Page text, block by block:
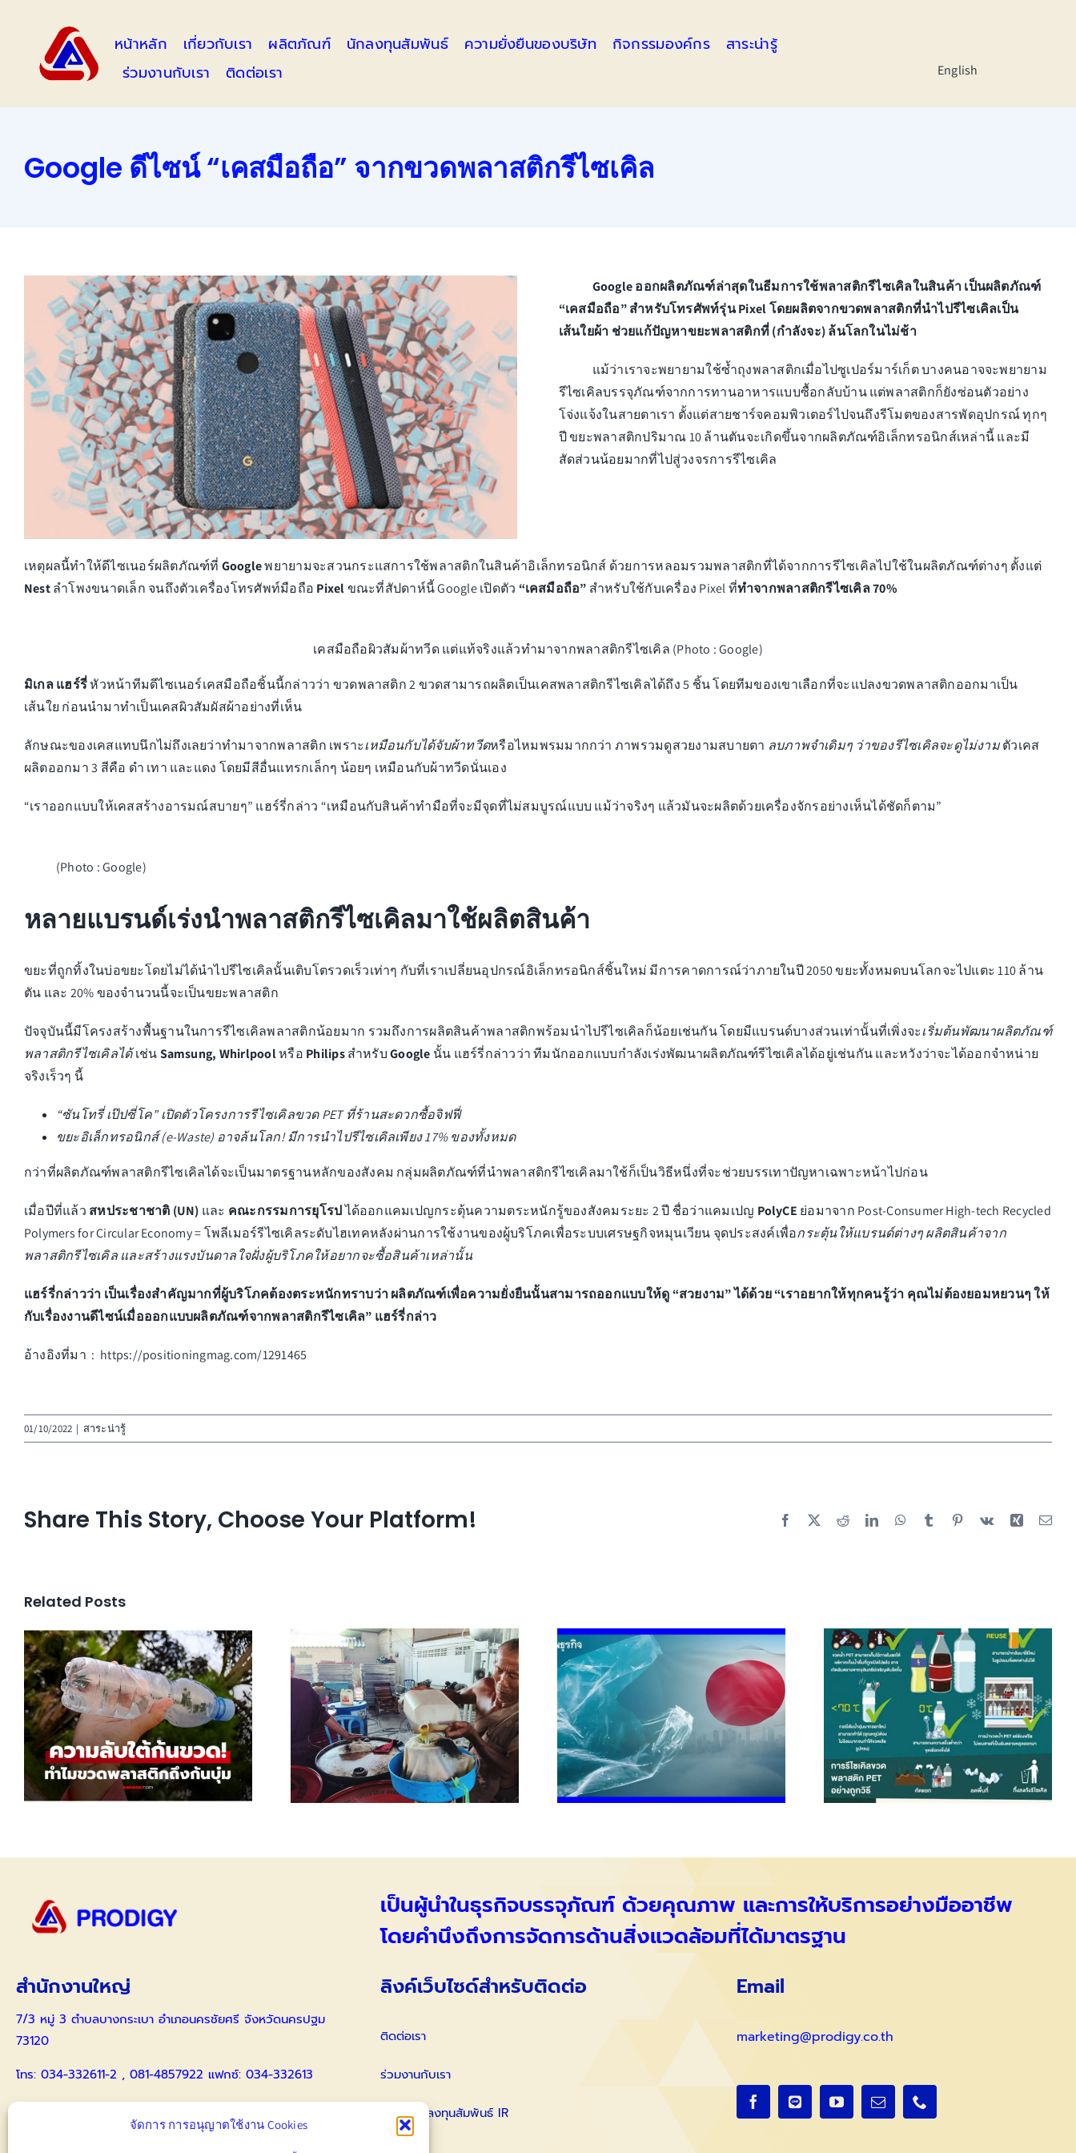
จัดการ การอนุญาตใช้งาน Cookies
หน้าหลัก เกี่ยวกับเรา ผลิตภัณฑ์ นักลงทุนสัมพันธ์ ความยั่งยืนของบริษัท กิจกรรมองค์กร
สาระน่ารู้
ร่วมงานกับเรา
ติดต่อเรา English
Google ดีไซน์ “เคสมือถือ” จากขวดพลาสติกรีไซเคิล
Google ออกผลิตภัณฑ์ล่าสุดในธีมการใช้พลาสติกรีไซเคิลในสินค้า เป็นผลิตภัณฑ์
“เคสมือถือ” สำหรับโทรศัพท์รุ่น Pixel โดยผลิตจากขวดพลาสติกที่นำไปรีไซเคิลเป็น
เส้นใยผ้า ช่วยแก้ปัญหาขยะพลาสติกที่ (กำลังจะ) ล้นโลกในไม่ช้า
แม้ว่าเราจะพยายามใช้ซ้ำถุงพลาสติกเมื่อไปซูเปอร์มาร์เก็ต บางคนอาจจะพยายาม
รีไซเคิลบรรจุภัณฑ์จากการทานอาหารแบบซื้อกลับบ้าน แต่พลาสติกก็ยังซ่อนตัวอย่าง
โจ่งแจ้งในสายตาเรา ตั้งแต่สายชาร์จคอมพิวเตอร์ไปจนถึงรีโมตของสารพัดอุปกรณ์ ทุกๆ
ปี ขยะพลาสติกปริมาณ 10 ล้านตันจะเกิดขึ้นจากผลิตภัณฑ์อิเล็กทรอนิกส์เหล่านี้ และมี
สัดส่วนน้อยมากที่ไปสู่วงจรการรีไซเคิล
เหตุผลนี้ทำให้ดีไซเนอร์ผลิตภัณฑ์ที่ Googleพยายามจะสวนกระแสการใช้พลาสติกในสินค้าอิเล็กทรอนิกส์ ด้วยการหลอมรวมพลาสติกที่ได้จากการรีไซเคิลไปใช้ในผลิตภัณฑ์ต่างๆ ตั้งแต่
Nestลำโพงขนาดเล็ก จนถึงตัวเครื่องโทรศัพท์มือถือ Pixelขณะที่สัปดาห์นี้ Google เปิดตัว “เคสมือถือ” สำหรับใช้กับเครื่อง Pixel ที่ทำจากพลาสติกรีไซเคิล 70%
เคสมือถือผิวสัมผ้าทวีด แต่แท้จริงแล้วทำมาจากพลาสติกรีไซเคิล (Photo : Google)
มิเกล แฮร์รี่หัวหน้าทีมดีไซเนอร์เคสมือถือชิ้นนี้กล่าวว่า ขวดพลาสติก 2 ขวดสามารถผลิตเป็นเคสพลาสติกรีไซเคิลได้ถึง 5 ชิ้น โดยทีมของเขาเลือกที่จะแปลงขวดพลาสติกออกมาเป็น
เส้นใย ก่อนนำมาทำเป็นเคสผิวสัมผัสผ้าอย่างที่เห็น
ลักษณะของเคสแทบนึกไม่ถึงเลยว่าทำมาจากพลาสติก เพราะเหมือนกับได้จับผ้าทวีดหรือไหมพรมมากกว่า ภาพรวมดูสวยงามสบายตา ลบภาพจำเดิมๆ ว่าของรีไซเคิลจะดูไม่งามตัวเคส
ผลิตออกมา 3 สีคือ ดำ เทา และแดง โดยมีสีอื่นแทรกเล็กๆ น้อยๆ เหมือนกับผ้าทวีดนั่นเอง
“เราออกแบบให้เคสสร้างอารมณ์สบายๆ” แฮร์รี่กล่าว “เหมือนกับสินค้าทำมือที่จะมีจุดที่ไม่สมบูรณ์แบบ แม้ว่าจริงๆ แล้วมันจะผลิตด้วยเครื่องจักรอย่างเห็นได้ชัดก็ตาม”
(Photo : Google)
หลายแบรนด์เร่งนำพลาสติกรีไซเคิลมาใช้ผลิตสินค้า
ขยะที่ถูกทิ้งในบ่อขยะโดยไม่ได้นำไปรีไซเคิลนั้นเติบโตรวดเร็วเท่าๆ กับที่เราเปลี่ยนอุปกรณ์อิเล็กทรอนิกส์ชิ้นใหม่ มีการคาดการณ์ว่าภายในปี 2050 ขยะทั้งหมดบนโลกจะไปแตะ 110 ล้าน
ตัน และ 20% ของจำนวนนี้จะเป็นขยะพลาสติก
ปัจจุบันนี้มีโครงสร้างพื้นฐานในการรีไซเคิลพลาสติกน้อยมาก รวมถึงการผลิตสินค้าพลาสติกพร้อมนำไปรีไซเคิลก็น้อยเช่นกัน โดยมีแบรนด์บางส่วนเท่านั้นที่เพิ่งจะเริ่มต้นพัฒนาผลิตภัณฑ์
พลาสติกรีไซเคิลได้เช่นSamsung, Whirlpoolหรือ PhilipsสำหรับGoogle นั้น แฮร์รี่กล่าวว่า ทีมนักออกแบบกำลังเร่งพัฒนาผลิตภัณฑ์รีไซเคิลได้อยู่เช่นกัน และหวังว่าจะได้ออกจำหน่าย
จริงเร็วๆ นี้
“ซันโทรี่ เป๊ปซี่โค” เปิดตัวโครงการรีไซเคิลขวด PET ที่ร้านสะดวกซื้อจิฟฟี่
ขยะอิเล็กทรอนิกส์ (e-Waste) อาจล้นโลก! มีการนำไปรีไซเคิลเพียง 17% ของทั้งหมด
กว่าที่ผลิตภัณฑ์พลาสติกรีไซเคิลได้จะเป็นมาตรฐานหลักของสังคม กลุ่มผลิตภัณฑ์ที่นำพลาสติกรีไซเคิลมาใช้ก็เป็นวิธีหนึ่งที่จะช่วยบรรเทาปัญหาเฉพาะหน้าไปก่อน
เมื่อปีที่แล้ว สหประชาชาติ (UN) และ คณะกรรมการยุโรปได้ออกแคมเปญกระตุ้นความตระหนักรู้ของสังคมระยะ 2 ปี ชื่อว่าแคมเปญ PolyCE ย่อมาจาก Post-Consumer High-tech Recycled
Polymers for Circular Economy = โพลีเมอร์รีไซเคิลระดับไฮเทคหลังผ่านการใช้งานของผู้บริโภคเพื่อระบบเศรษฐกิจหมุนเวียน จุดประสงค์เพื่อกระตุ้นให้แบรนด์ต่างๆ ผลิตสินค้าจาก
พลาสติกรีไซเคิล และสร้างแรงบันดาลใจฝั่งผู้บริโภคให้อยากจะซื้อสินค้าเหล่านั้น
แฮร์รี่กล่าวว่า เป็นเรื่องสำคัญมากที่ผู้บริโภคต้องตระหนักทราบว่า ผลิตภัณฑ์เพื่อความยั่งยืนนั้นสามารถออกแบบให้ดู “สวยงาม” ได้ด้วย“เราอยากให้ทุกคนรู้ว่า คุณไม่ต้องยอมหยวนๆ ให้
กับเรื่องงานดีไซน์เมื่อออกแบบผลิตภัณฑ์จากพลาสติกรีไซเคิล” แฮร์รี่กล่าว
อ้างอิงที่มา : https://positioningmag.com/1291465
01/10/2022 | สาระน่ารู้
Share This Story, Choose Your Platform! Facebook RedditLinkedInWhatsApp
Tumblr Pinterest
Vk Xing
Related Posts
เป็นผู้นำในธุรกิจบรรจุภัณฑ์ ด้วยคุณภาพ และการให้บริการอย่างมืออาชีพ
โดยคำนึงถึงการจัดการด้านสิ่งแวดล้อมที่ได้มาตรฐาน
สำนักงานใหญ่
7/3 หมู่ 3 ตำบลบางกระเบา อำเภอนครชัยศรี จังหวัดนครปฐม
73120
โทร: 034-332611-2 , 081-4857922 แฟกซ์: 034-332613
ลิงค์เว็บไซด์สำหรับติดต่อ
ติดต่อเรา
ร่วมงานกับเรา
ติดต่อนักลงทุนสัมพันธ์ IR
Email
marketing@prodigy.co.th